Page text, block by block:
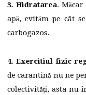
3. Hidratarea.
apă, evităm pe cât
carbogazos.
4. Exercitiul fizic
de carantină nu ne
colectivități, asta nu